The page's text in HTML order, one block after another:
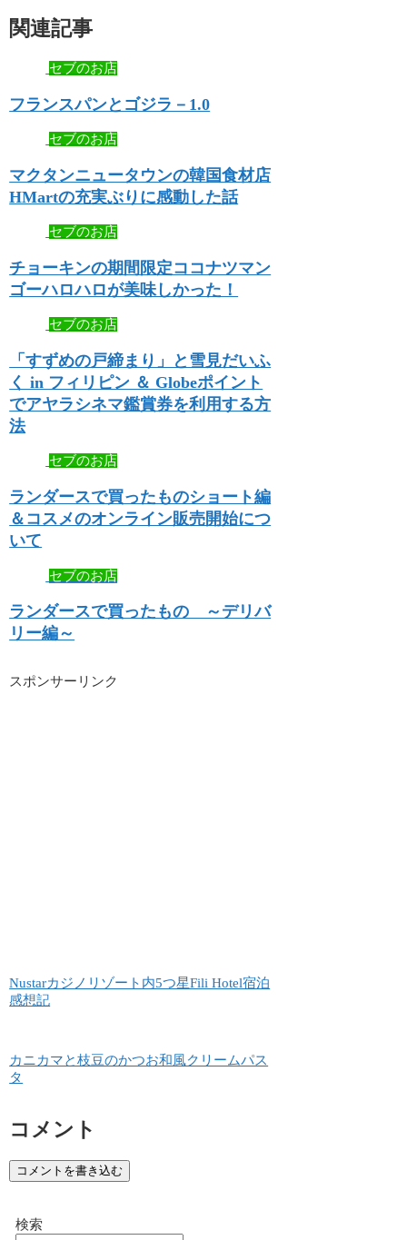
関連記事
セブのお店
フランスパンとゴジラ－1.0
セブのお店
マクタンニュータウンの韓国食材店
HMartの充実ぶりに感動した話
セブのお店
チョーキンの期間限定ココナツマン
ゴーハロハロが美味しかった！
セブのお店
「すずめの戸締まり」と雪見だいふ
く in フィリピン ＆ Globeポイント
でアヤラシネマ鑑賞券を利用する方
法
セブのお店
ランダースで買ったものショート編
＆コスメのオンライン販売開始につ
いて
セブのお店
ランダースで買ったもの ～デリバ
リー編～
スポンサーリンク
Nustarカジノリゾート内5つ星Fili Hotel宿泊
感想記
カニカマと枝豆のかつお和風クリームパス
タ
コメント
コメントを書き込む
検索